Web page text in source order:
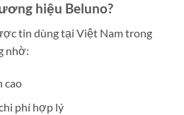
hiệu Beluno?
tin dùng tại Việt Nam trong
nhờ:
cao
phí hợp lý